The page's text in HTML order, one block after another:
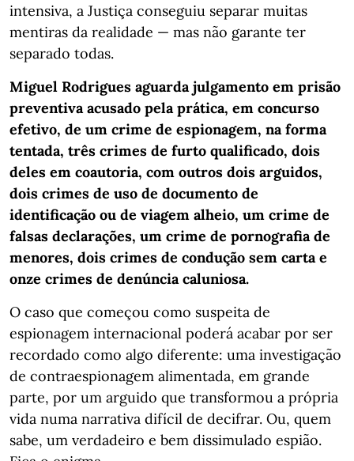
intensiva, a Justiça conseguiu separar muitas
mentiras da realidade — mas não garante ter
separado todas.
Miguel Rodrigues aguarda julgamento em prisão
preventiva acusado pela prática, em concurso
efetivo, de um crime de espionagem, na forma
tentada, três crimes de furto qualificado, dois
deles em coautoria, com outros dois arguidos,
dois crimes de uso de documento de
identificação ou de viagem alheio, um crime de
falsas declarações, um crime de pornografia de
menores, dois crimes de condução sem carta e
onze crimes de denúncia caluniosa.
O caso que começou como suspeita de
espionagem internacional poderá acabar por ser
recordado como algo diferente: uma investigação
de contraespionagem alimentada, em grande
parte, por um arguido que transformou a própria
vida numa narrativa difícil de decifrar. Ou, quem
sabe, um verdadeiro e bem dissimulado espião.